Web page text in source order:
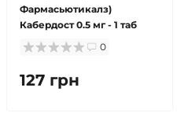
Фармасьютикалз)
Кабердост 0.5 мг - 1 таб
0
127 грн